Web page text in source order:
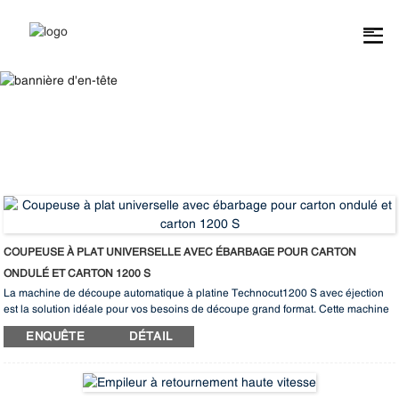
COUPEUSE À PLAT UNIVERSELLE AVEC ÉBARBAGE POUR CARTON
ONDULÉ ET CARTON 1200 S
La machine de découpe automatique à platine Technocut1200 S avec éjection
est la solution idéale pour vos besoins de découpe grand format. Cette machine
de pointe offre un centrage précis, une vitesse de fonctionnement élevée, un
changement de production fluide et une stabilité à toute épreuve, garantissant
route rapide en font le choix idéal pour les clients recherchant efficacité et
fiabilité dans leurs processus de découpe. Optimisez votre production avec la
ENQUÊTE DÉTAIL